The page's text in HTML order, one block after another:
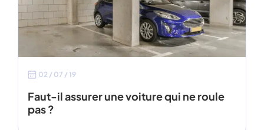
02 / 07 / 19
Faut-il assurer une voiture qui ne roule
pas ?